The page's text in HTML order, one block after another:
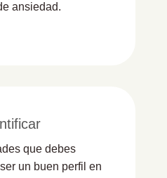
ansiedad.
que debes
un buen perfil en